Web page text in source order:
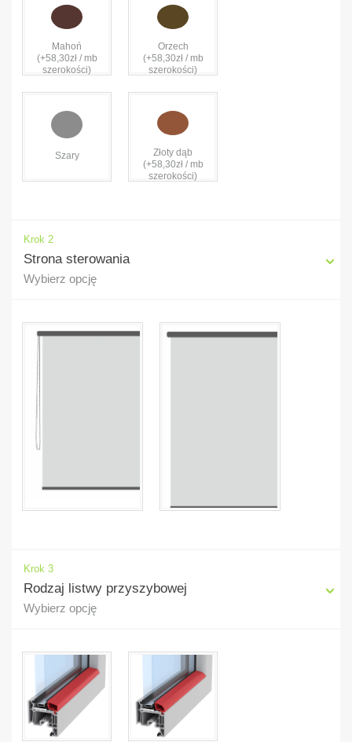
Mahoń
(+58,30zł / mb
szerokości)
Orzech
(+58,30zł / mb
szerokości)
Szary
Złoty dąb
(+58,30zł / mb
szerokości)
Krok 2
Strona sterowania
Wybierz opcję
Krok 3
Rodzaj listwy przyszybowej
Wybierz opcję